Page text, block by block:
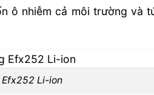
ô nhiễm cả môi trường và
Efx252 Li-ion